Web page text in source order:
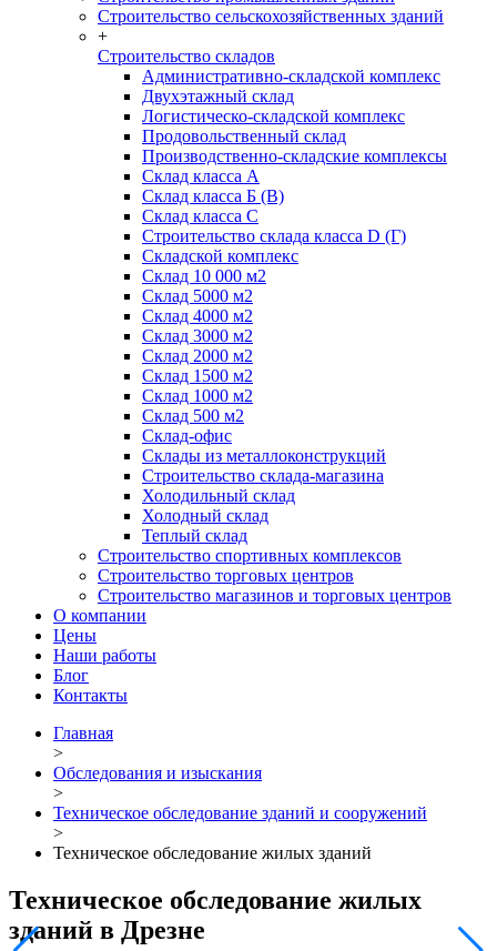
Строительство сельскохозяйственных зданий
+
Строительство складов
Административно-складской комплекс
Двухэтажный склад
Логистическо-складской комплекс
Продовольственный склад
Производственно-складские комплексы
Склад класса А
Склад класса Б (B)
Склад класса С
Строительство склада класса D (Г)
Складской комплекс
Склад 10 000 м2
Склад 5000 м2
Склад 4000 м2
Склад 3000 м2
Склад 2000 м2
Склад 1500 м2
Склад 1000 м2
Склад 500 м2
Склад-офис
Склады из металлоконструкций
Строительство склада-магазина
Холодильный склад
Холодный склад
Теплый склад
Строительство спортивных комплексов
Строительство торговых центров
Строительство магазинов и торговых центров
О компании
Цены
Наши работы
Блог
Контакты
Главная
>
Обследования и изыскания
>
Техническое обследование зданий и сооружений
>
Техническое обследование жилых зданий
Техническое обследование жилых
зданий в Дрезне